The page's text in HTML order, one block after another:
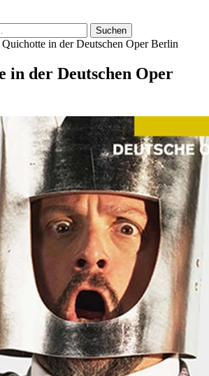
in der Deutschen Oper Berlin
in der Deutschen Oper